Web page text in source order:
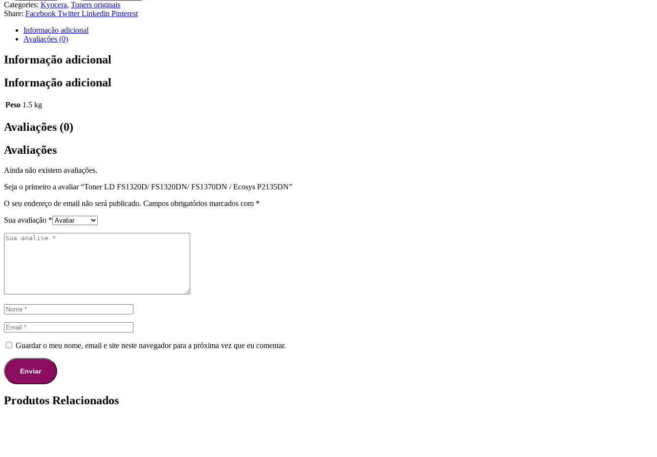
Categories: Kyocera, Toners originais
Share: Facebook Twitter Linkedin Pinterest
Informação adicional
Avaliações (0)
Informação adicional
Informação adicional
Peso 1.5 kg
Avaliações (0)
Avaliações
Ainda não existem avaliações.
Seja o primeiro a avaliar “Toner LD FS1320D/ FS1320DN/ FS1370DN / Ecosys P2135DN”
O seu endereço de email não será publicado. Campos obrigatórios marcados com *
Sua avaliação *
Guardar o meu nome, email e site neste navegador para a próxima vez que eu comentar.
Produtos Relacionados